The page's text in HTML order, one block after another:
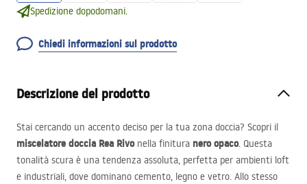
Spedizione dopodomani.
Chiedi informazioni sul prodotto
Descrizione del prodotto
Stai cercando un accento deciso per la tua zona doccia? Scopri il
miscelatore doccia Rea Rivonella finitura nero opaco. Questa
tonalità scura è una tendenza assoluta, perfetta per ambienti loft
e industriali, dove dominano cemento, legno e vetro. Allo stesso